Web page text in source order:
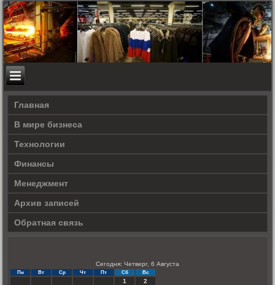
Главная
В мире бизнеса
Технологии
Финансы
Менеджмент
Архив записей
Обратная связь
Сегодня: Четверг, 6 Августа
Пн Вт Ср Чт Пт Сб Вс
1
2